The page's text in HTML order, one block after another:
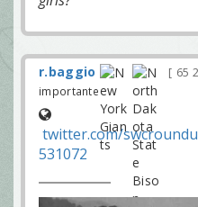
r.baggio 65
importante
twitter.com/
531072